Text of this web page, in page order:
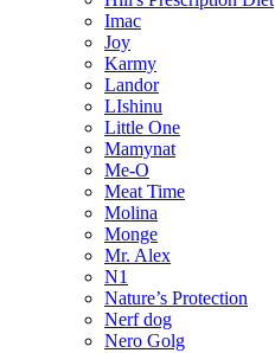
Imac
Joy
Karmy
Landor
LIshinu
Little One
Mamynat
Me-O
Meat Time
Molina
Monge
Mr. Alex
N1
Nature’s Protection
Nerf dog
Nero Golg